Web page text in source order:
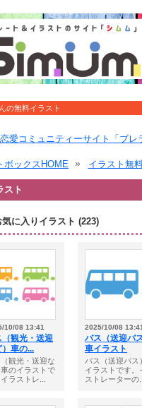
の無料イラスト
愛コミュニティーサイト「ブレ
ボックスHOME イラスト無
スト
気に入りイラスト (223)
10/08 13:41
（観光・送迎
）車の...
観光・送迎な
車のイラストで
ラストレ...
2025/10/08
バス（送迎バ
車イラスト
バス（送迎バス
イラストです。
ストレーターの